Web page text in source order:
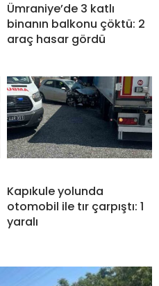
Ümraniye’de 3 katlı
binanın balkonu çöktü: 2
araç hasar gördü
Kapıkule yolunda
otomobil ile tır çarpıştı: 1
yaralı